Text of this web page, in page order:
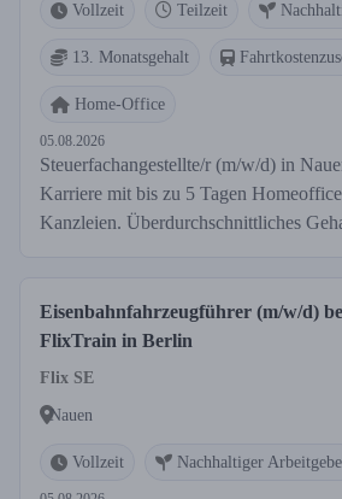
Vollzeit Teilzeit
13. Monatsgehalt
Home-Office
05.08.2026
Steuerfachangestellte/r (m/w/d) in
Karriere mit bis zu 5 Tagen
Kanzleien. Überdurchschnittliches
Eisenbahnfahrzeugführer (m/w/d)
FlixTrain in Berlin
Flix SE
Nauen
Vollzeit Nachhaltiger